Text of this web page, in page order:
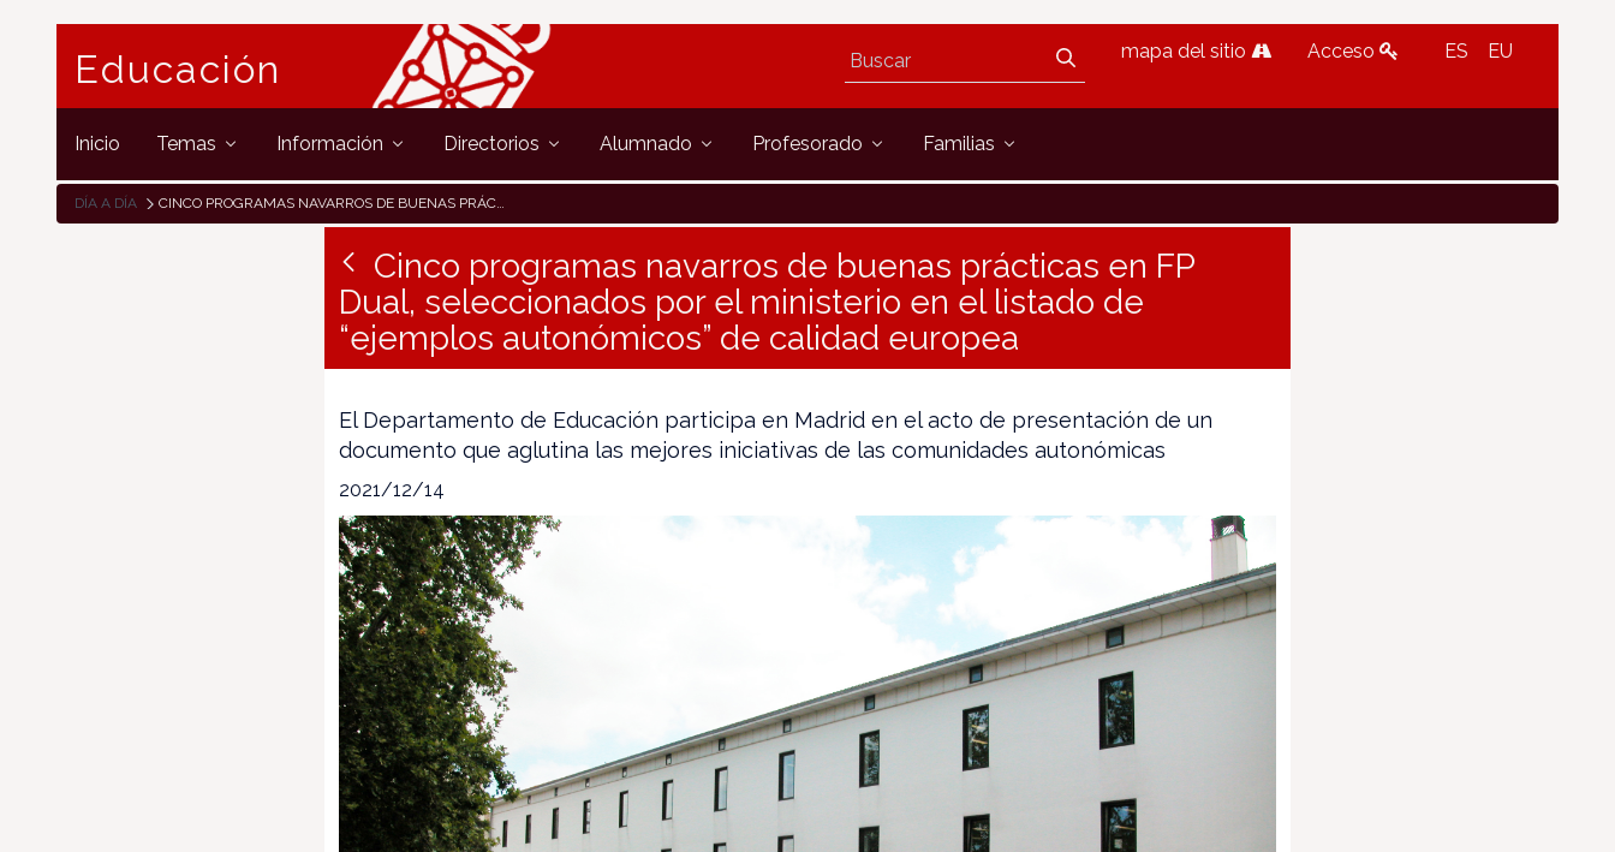
Educación mapa del sitio Acceso ES EU
Inicio Temas Información Directorios Alumnado Profesorado Familias
DÍA A DÍA CINCO PROGRAMAS NAVARROS DE BUENAS PRÁCTICAS EN FP DUAL, SELECCIONADOS POR EL MINISTERIO EN EL LISTADO DE “EJEMPLOS AUTONÓMICOS” DE CALIDAD EUROPEA
Cinco programas navarros de buenas prácticas en FP
Dual, seleccionados por el ministerio en el listado de
“ejemplos autonómicos” de calidad europea
El Departamento de Educación participa en Madrid en el acto de presentación de un
documento que aglutina las mejores iniciativas de las comunidades autonómicas
2021/12/14